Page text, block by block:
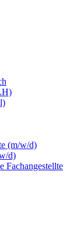
(m/w/d)
d)
Fachangestellte